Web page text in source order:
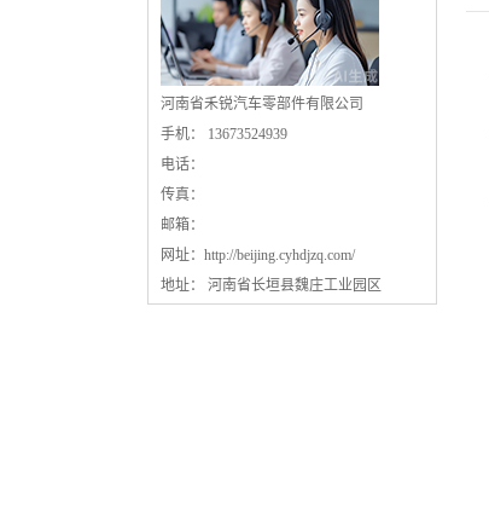
河南省禾锐汽车零部件有限公司
手机： 13673524939
电话：
传真：
邮箱：
网址： http://beijing.cyhdjzq.com/
地址： 河南省长垣县魏庄工业园区